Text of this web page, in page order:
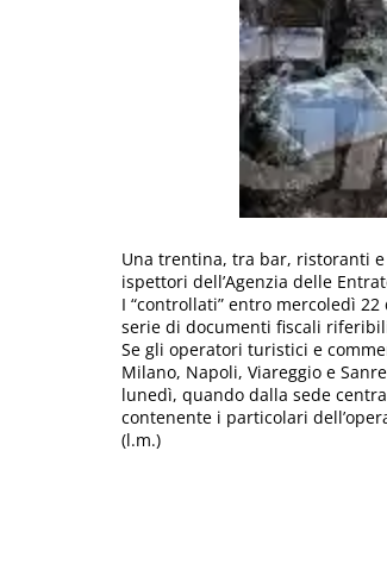
Una trentina, tra bar, ristoranti
ispettori dell’Agenzia delle
I “controllati” entro mercoledì
serie di documenti fiscali
Se gli operatori turistici e
Milano, Napoli, Viareggio e
lunedì, quando dalla sede
contenente i particolari
(l.m.)